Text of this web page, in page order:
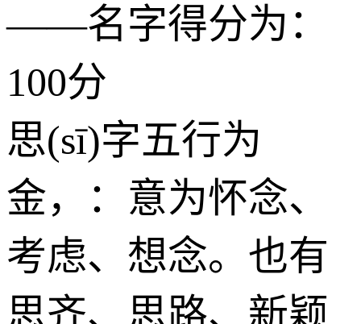
——名字得分为：
100分
思(sī)字五行为
金，：意为怀念、
考虑、想念。也有
思齐、思路、新颖